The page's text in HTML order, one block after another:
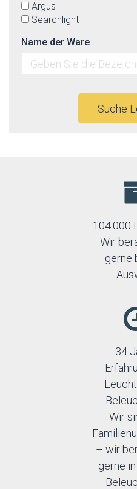
Argus
Searchlight
Name der Ware
Suche
104.000
Wir
gerne
34
Wir
– wir
gerne